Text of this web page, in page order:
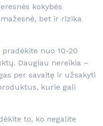
kokybės
bet ir rizika
nuo 10-20
Daugiau nereikia –
per savaitę ir užsakyti
kurie gali
to, ko negalite